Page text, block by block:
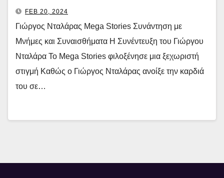
FEB 20, 2024
Γιώργος Νταλάρας Mega Stories Συνάντηση με
Μνήμες και Συναισθήματα Η Συνέντευξη του Γιώργου
Νταλάρα Το Mega Stories φιλοξένησε μια ξεχωριστή
στιγμή Kαθώς ο Γιώργος Νταλάρας ανοίξε την καρδιά
του σε…